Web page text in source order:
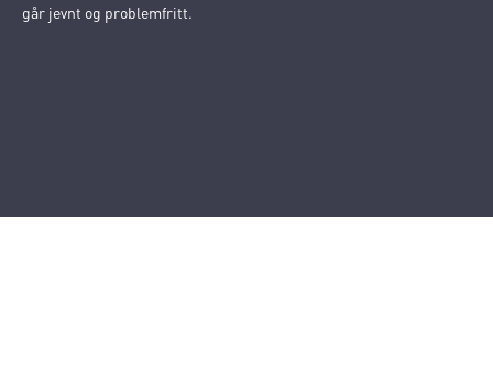
går jevnt og problemfritt.